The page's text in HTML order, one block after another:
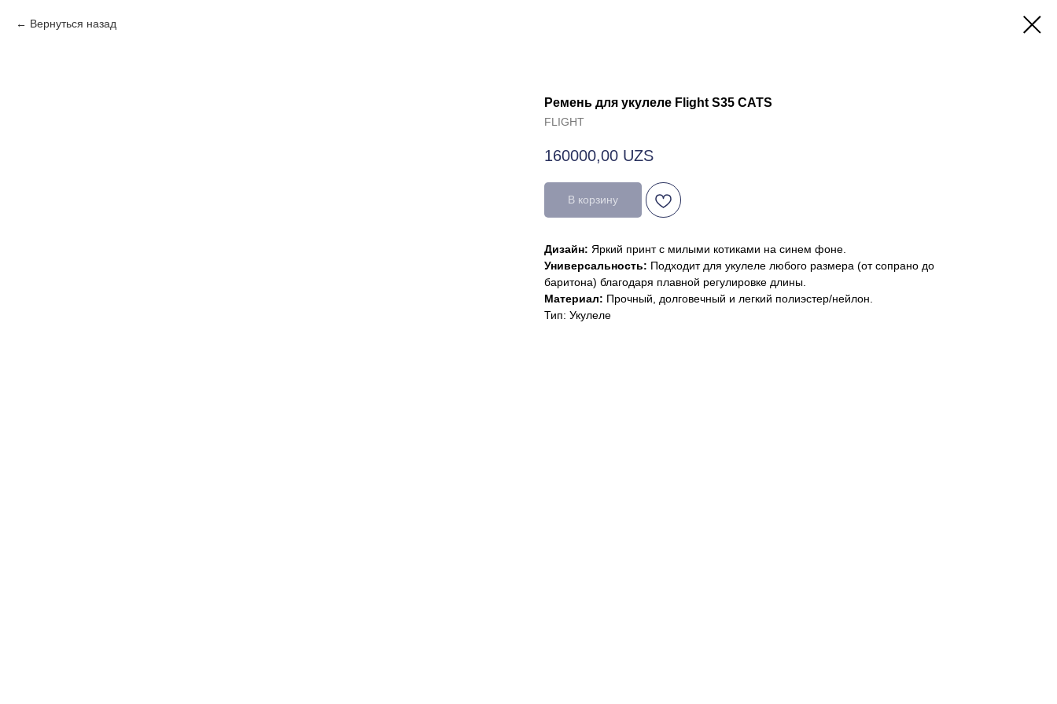
Вернуться назад
Ремень для укулеле Flight S35 CATS
FLIGHT
160000,00 UZS
В корзину
Дизайн: Яркий принт с милыми котиками на синем фоне.
Универсальность: Подходит для укулеле любого размера (от сопрано до
баритона) благодаря плавной регулировке длины.
Материал: Прочный, долговечный и легкий полиэстер/нейлон.
Тип: Укулеле